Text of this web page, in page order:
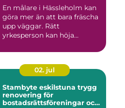
En målare i Hässleholm kan
göra mer än att bara fräscha
upp väggar. Rätt
yrkesperson kan höja
02. jul
Stambyte eskilstuna trygg
renovering för
bostadsrättsföreningar och